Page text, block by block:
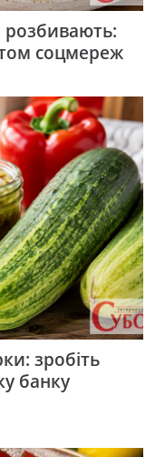
розбивають:
соцмереж
зробіть
банку